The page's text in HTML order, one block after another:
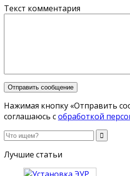
Текст комментария
Нажимая кнопку «Отправить
соглашаюсь собработкой
Лучшие статьи